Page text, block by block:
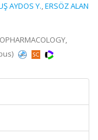
AYDOS Y.,ERSÖZ ALAN